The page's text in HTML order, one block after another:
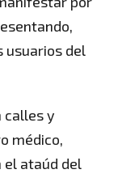
usuarios del
calles y
médico,
el ataúd del